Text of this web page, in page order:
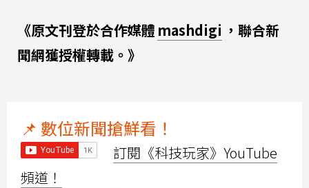
《原文刊登於合作媒體 mashdigi ，聯合新
聞網獲授權轉載。》
📌 數位新聞搶鮮看！
訂閱《科技玩家》YouTube
頻道！